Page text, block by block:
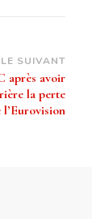
SUIVANT
après avoir
la perte
l’Eurovision